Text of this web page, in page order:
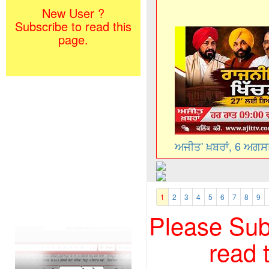
New User ?
Subscribe to read this
page.
ਅਜੀਤ' ਖ਼ਬਰਾਂ, 6
1 2 3 4 5 6 7 8 9
Please
read